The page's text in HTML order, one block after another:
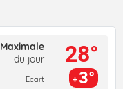
Maximale
du jour
Ecart
28°
3°